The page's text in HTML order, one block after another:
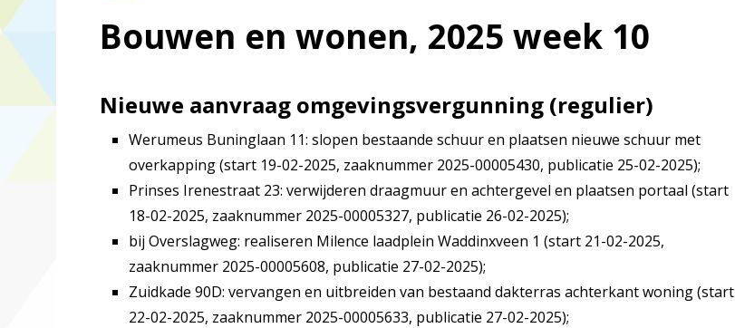
Bouwen en wonen, 2025 week 10
Nieuwe aanvraag omgevingsvergunning (regulier)
Werumeus Buninglaan 11: slopen bestaande schuur en plaatsen nieuwe schuur met
overkapping (start 19-02-2025, zaaknummer 2025-00005430, publicatie 25-02-2025);
Prinses Irenestraat 23: verwijderen draagmuur en achtergevel en plaatsen portaal (start
18-02-2025, zaaknummer 2025-00005327, publicatie 26-02-2025);
bij Overslagweg: realiseren Milence laadplein Waddinxveen 1 (start 21-02-2025,
zaaknummer 2025-00005608, publicatie 27-02-2025);
Zuidkade 90D: vervangen en uitbreiden van bestaand dakterras achterkant woning (start
22-02-2025, zaaknummer 2025-00005633, publicatie 27-02-2025);